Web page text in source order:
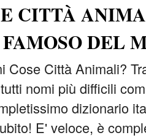
CITTÀ
FAMOSO DEL
Cose Città Animali?
nomi più difficili
dizionario
E' veloce, è